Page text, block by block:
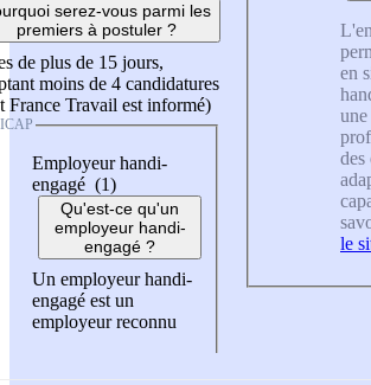
serez-vous parmi les
premiers à postuler ?
de plus de 15 jours,
moins de 4 candidatures
France Travail est informé)
Employeur handi-
engagé (1)
Qu'est-ce qu'un
employeur handi-
engagé ?
Un employeur handi-
engagé est un
employeur reconnu
en
des
le